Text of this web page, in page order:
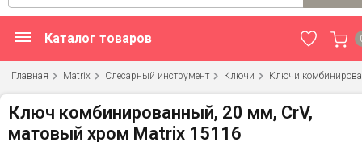
Каталог товаров
Главная Matrix Слесарный инструмент Ключи Ключи
Ключ комбинированный, 20 мм, CrV,
матовый хром Matrix 15116